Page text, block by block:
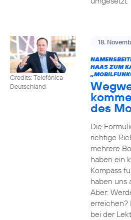
Credits: Telefónica
Deutschland
18.
HAAS ZUM
des
Die
richtige
mehrere
haben ein
Kompass
haben uns
Aber:
erreichen?
bei der